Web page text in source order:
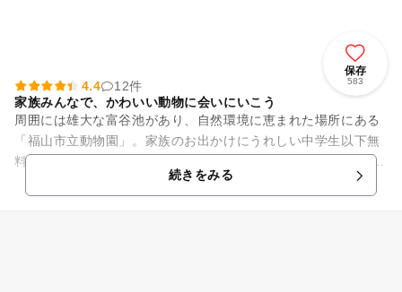
保存
583
4.4
12件
家族みんなで、かわいい動物に会いにいこう
周囲には雄大な富谷池があり、自然環境に恵まれた場所にある
「福山市立動物園」。家族のお出かけにうれしい中学生以下無
料のスポットです。 園内にはゾウやペンギン、キリンにシマウ
続きをみる